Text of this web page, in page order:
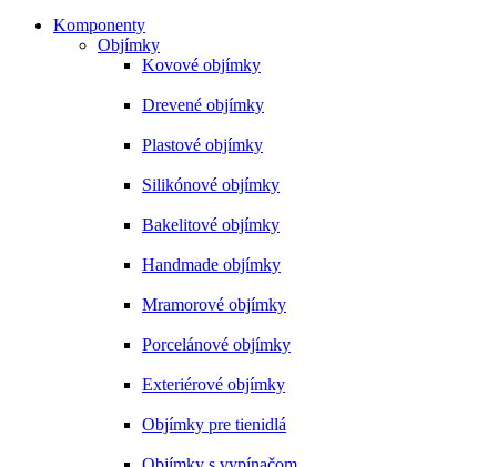
Komponenty
Objímky
Kovové objímky
Drevené objímky
Plastové objímky
Silikónové objímky
Bakelitové objímky
Handmade objímky
Mramorové objímky
Porcelánové objímky
Exteriérové objímky
Objímky pre tienidlá